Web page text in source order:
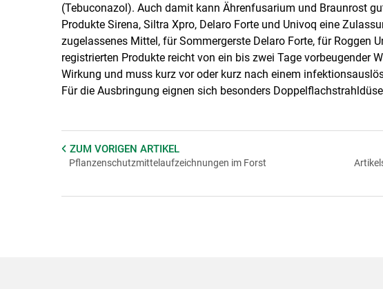
(Tebuconazol). Auch damit kann Ährenfusarium und Braunrost
Produkte Sirena, Siltra Xpro, Delaro Forte und Univoq eine
zugelassenes Mittel, für Sommergerste Delaro Forte, für Roggen
registrierten Produkte reicht von ein bis zwei Tage vorbeugender
Wirkung und muss kurz vor oder kurz nach einem
Für die Ausbringung eignen sich besonders
ZUM VORIGEN ARTIKEL
Pflanzenschutzmittelaufzeichnungen im Forst